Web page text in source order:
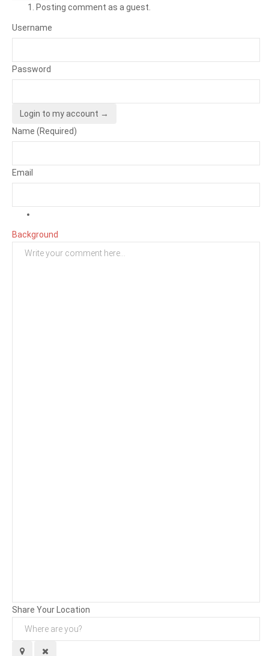
Posting comment as a guest.
Username
Password
Login to my account →
Name (Required)
Email
Background
Share Your Location